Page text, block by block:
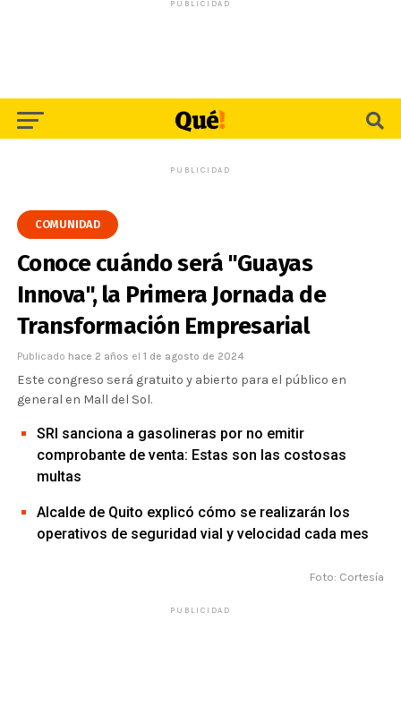
PUBLICIDAD
PUBLICIDAD
COMUNIDAD
Conoce cuándo será "Guayas
Innova", la Primera Jornada de
Transformación Empresarial
Publicado hace 2 años el 1 de agosto de 2024
Este congreso será gratuito y abierto para el público en
general en Mall del Sol.
SRI sanciona a gasolineras por no emitir
comprobante de venta: Estas son las costosas
multas
Alcalde de Quito explicó cómo se realizarán los
operativos de seguridad vial y velocidad cada mes
Foto: Cortesía
PUBLICIDAD